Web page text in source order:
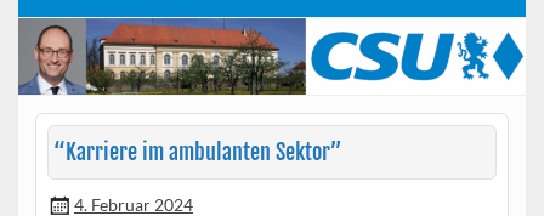
“Karriere im ambulanten Sektor”
4. Februar 2024